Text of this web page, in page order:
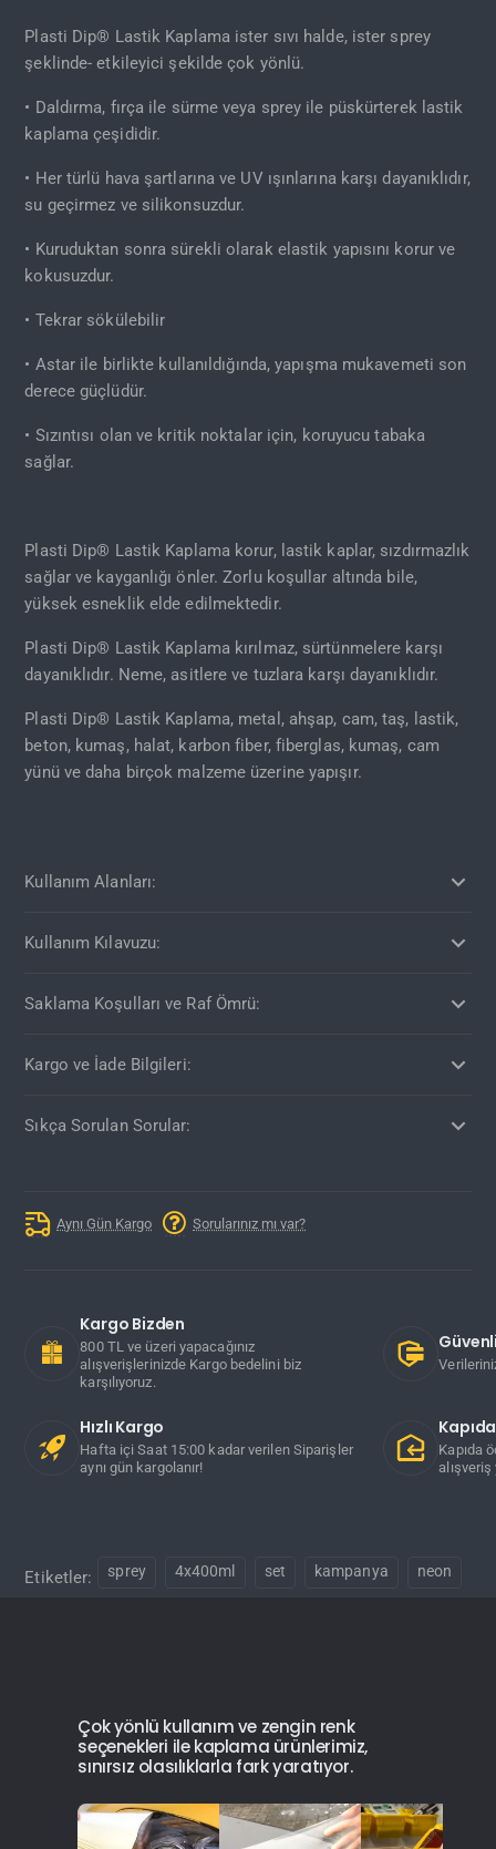
Plasti Dip® Lastik Kaplama ister sıvı halde, ister sprey
şeklinde- etkileyici şekilde çok yönlü.
• Daldırma, fırça ile sürme veya sprey ile püskürterek lastik
kaplama çeşididir.
• Her türlü hava şartlarına ve UV ışınlarına karşı dayanıklıdır,
su geçirmez ve silikonsuzdur.
• Kuruduktan sonra sürekli olarak elastik yapısını korur ve
kokusuzdur.
• Tekrar sökülebilir
• Astar ile birlikte kullanıldığında, yapışma mukavemeti son
derece güçlüdür.
• Sızıntısı olan ve kritik noktalar için, koruyucu tabaka
sağlar.
Plasti Dip® Lastik Kaplama korur, lastik kaplar, sızdırmazlık
sağlar ve kayganlığı önler. Zorlu koşullar altında bile,
yüksek esneklik elde edilmektedir.
Plasti Dip® Lastik Kaplama kırılmaz, sürtünmelere karşı
dayanıklıdır. Neme, asitlere ve tuzlara karşı dayanıklıdır.
Plasti Dip® Lastik Kaplama, metal, ahşap, cam, taş, lastik,
beton, kumaş, halat, karbon fiber, fiberglas, kumaş, cam
yünü ve daha birçok malzeme üzerine yapışır.
Kullanım Alanları:
Kullanım Kılavuzu:
Saklama Koşulları ve Raf Ömrü:
Kargo ve İade Bilgileri:
Sıkça Sorulan Sorular:
Aynı Gün Kargo Sorularınız mı var?
Kargo Bizden
800 TL ve üzeri yapacağınız
alışverişlerinizde Kargo bedelini biz
karşılıyoruz.
Hızlı Kargo
Hafta içi Saat 15:00 kadar verilen Siparişler
aynı gün kargolanır!
Kapıda
Etiketler: sprey 4x400ml set kampanya neon
Çok yönlü kullanım ve zengin renk
seçenekleri ile kaplama ürünlerimiz,
sınırsız olasılıklarla fark yaratıyor.